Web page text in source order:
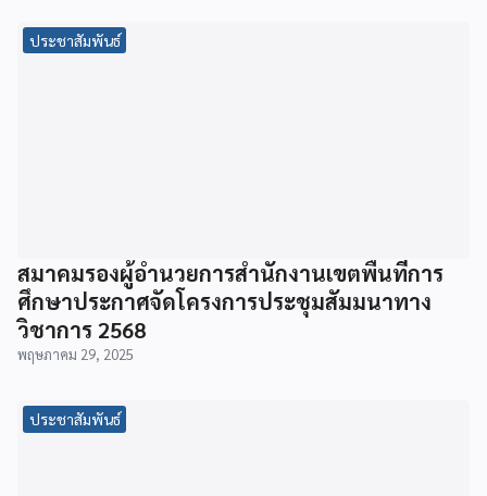
ประชาสัมพันธ์
สมาคมรองผู้อำนวยการสำนักงานเขตพื้นที่การ
ศึกษาประกาศจัดโครงการประชุมสัมมนาทาง
วิชาการ 2568
พฤษภาคม 29, 2025
ประชาสัมพันธ์